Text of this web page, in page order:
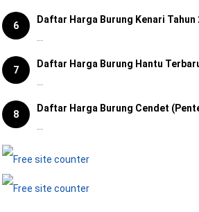
6
Daftar Harga Burung Kenari Tahun
...
7
Daftar Harga Burung Hantu
...
8
Daftar Harga Burung Cendet
...